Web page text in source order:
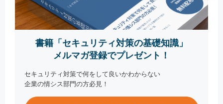
書籍「セキュリティ対策の基礎知識」
メルマガ登録でプレゼント！
セキュリティ対策で何をして良いかわからない
企業の情シス部門の方必見！